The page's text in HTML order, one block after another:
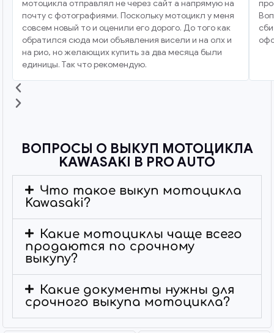
мотоцикла отправлял не через сайт а напрямую на
почту с фотографиями. Поскольку мотоцикл у меня
совсем новый то и оценили его дорого. До того как
обратился сюда мои объявления висели и на олх и
на рио, но желающих купить за два месяца были
единицы. Так что рекомендую.
ВОПРОСЫ О ВЫКУП МОТОЦИКЛА
KAWASAKI В PRO AUTO
Что такое выкуп мотоцикла
Kawasaki?
Какие мотоциклы чаще всего
продаются по срочному
выкупу?
Какие документы нужны для
срочного выкупа мотоцикла?